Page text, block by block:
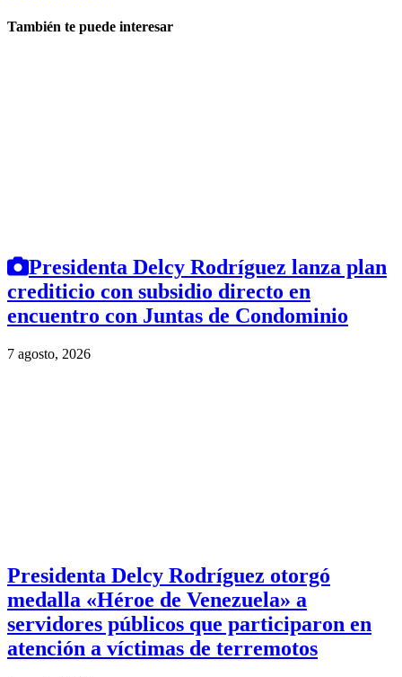
También te puede interesar
Presidenta Delcy Rodríguez lanza plan
crediticio con subsidio directo en
encuentro con Juntas de Condominio
7 agosto, 2026
Presidenta Delcy Rodríguez otorgó
medalla «Héroe de Venezuela» a
servidores públicos que participaron en
atención a víctimas de terremotos